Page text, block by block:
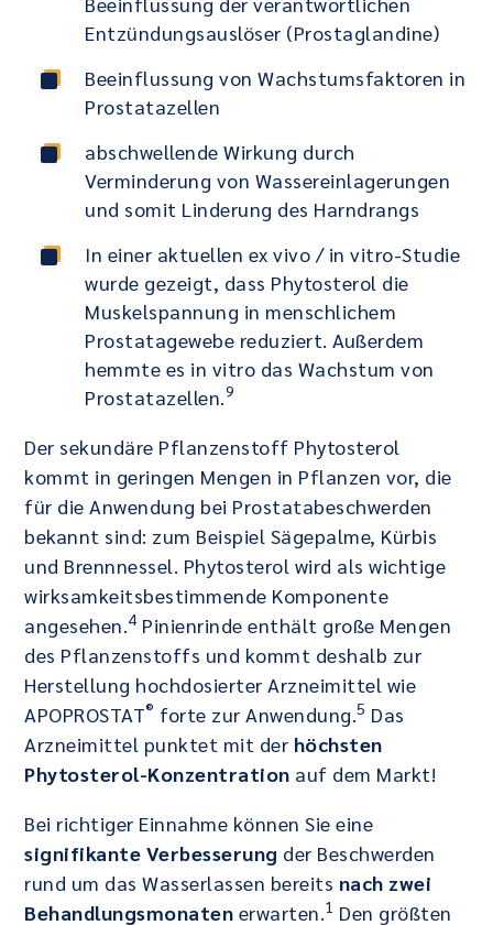
Entzündungsauslöser (Prostaglandine)
Beeinflussung von Wachstumsfaktoren in
Prostatazellen
abschwellende Wirkung durch
Verminderung von Wassereinlagerungen
und somit Linderung des Harndrangs
In einer aktuellen ex vivo / in vitro-Studie
wurde gezeigt, dass Phytosterol die
Muskelspannung in menschlichem
Prostatagewebe reduziert. Außerdem
hemmte es in vitro das Wachstum von
Prostatazellen.9
Der sekundäre Pflanzenstoff Phytosterol
kommt in geringen Mengen in Pflanzen vor, die
für die Anwendung bei Prostatabeschwerden
bekannt sind: zum Beispiel Sägepalme, Kürbis
und Brennnessel. Phytosterol wird als wichtige
wirksamkeitsbestimmende Komponente
angesehen.4 Pinienrinde enthält große Mengen
des Pflanzenstoffs und kommt deshalb zur
Herstellung hochdosierter Arzneimittel wie
APOPROSTAT® forte zur Anwendung.5 Das
Arzneimittel punktet mit der höchsten
Phytosterol-Konzentration auf dem Markt!
Bei richtiger Einnahme können Sie eine
signifikante Verbesserung der Beschwerden
rund um das Wasserlassen bereits nach zwei
Behandlungsmonaten erwarten.1 Den größten